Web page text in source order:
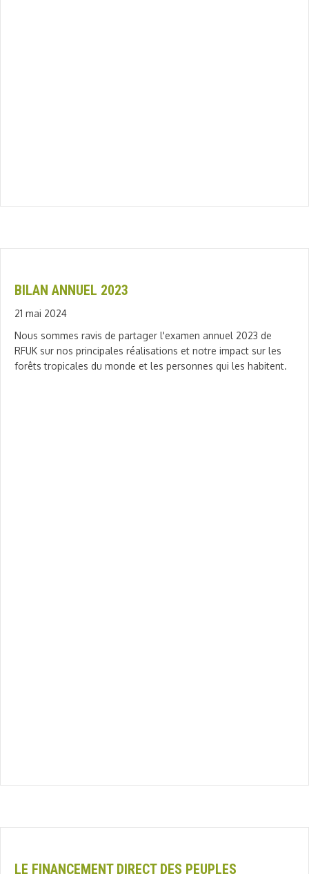
BILAN ANNUEL 2023
21 mai 2024
Nous sommes ravis de partager l'examen annuel 2023 de
RFUK sur nos principales réalisations et notre impact sur les
forêts tropicales du monde et les personnes qui les habitent.
LE FINANCEMENT DIRECT DES PEUPLES